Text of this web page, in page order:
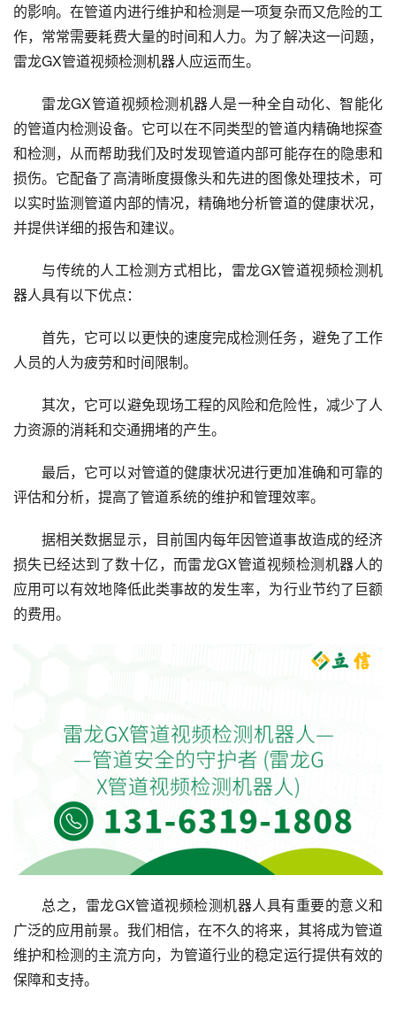
的影响。在管道内进行维护和检测是一项复杂而又危险的工
作，常常需要耗费大量的时间和人力。为了解决这一问题，
雷龙GX管道视频检测机器人应运而生。
雷龙GX管道视频检测机器人是一种全自动化、智能化
的管道内检测设备。它可以在不同类型的管道内精确地探查
和检测，从而帮助我们及时发现管道内部可能存在的隐患和
损伤。它配备了高清晰度摄像头和先进的图像处理技术，可
以实时监测管道内部的情况，精确地分析管道的健康状况，
并提供详细的报告和建议。
与传统的人工检测方式相比，雷龙GX管道视频检测机
器人具有以下优点：
首先，它可以以更快的速度完成检测任务，避免了工作
人员的人为疲劳和时间限制。
其次，它可以避免现场工程的风险和危险性，减少了人
力资源的消耗和交通拥堵的产生。
最后，它可以对管道的健康状况进行更加准确和可靠的
评估和分析，提高了管道系统的维护和管理效率。
据相关数据显示，目前国内每年因管道事故造成的经济
损失已经达到了数十亿，而雷龙GX管道视频检测机器人的
应用可以有效地降低此类事故的发生率，为行业节约了巨额
的费用。
总之，雷龙GX管道视频检测机器人具有重要的意义和
广泛的应用前景。我们相信，在不久的将来，其将成为管道
维护和检测的主流方向，为管道行业的稳定运行提供有效的
保障和支持。